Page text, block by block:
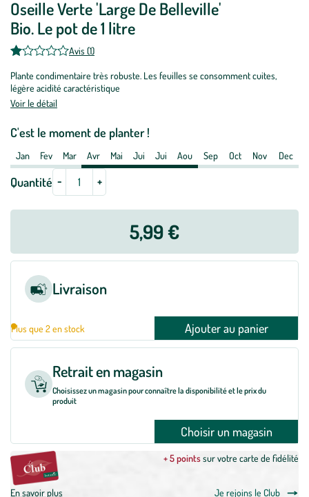
Oseille Verte 'Large De Belleville'
Bio. Le pot de 1 litre
Avis (1)
Plante condimentaire très robuste. Les feuilles se consomment cuites,
légère acidité caractéristique
Voir le détail
C'est le moment de planter !
Oseille
Verte
Belleville'
Bio.
Jan Fev Mar Avr Mai Jui Jui Aou Sep Oct Nov Dec
Quantité - +
5,99 €
Livraison
Plus que 2 en stock Ajouter au panier
Retrait en magasin
Choisissez un magasin pour connaître la disponibilité et le prix du
produit
Choisir un magasin
+ 5 pointssur votre carte de fidélité
En savoir plus Je rejoins le Club